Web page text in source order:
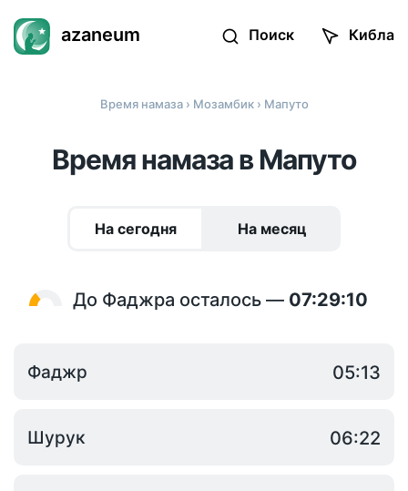
azaneum Поиск Кибла
Время намаза› Мозамбик› Мапуто
Время намаза в Мапуто
На сегодня На месяц
До Фаджра осталось — 07:29:10
Фаджр 05:13
Шурук 06:22